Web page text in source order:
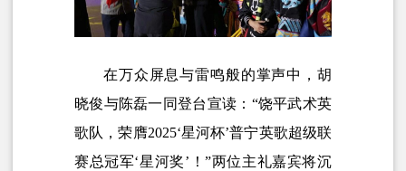
在万众屏息与雷鸣般的掌声中，胡
晓俊与陈磊一同登台宣读：“饶平武术英
歌队，荣膺2025‘星河杯’普宁英歌超级联
赛总冠军‘星河奖’！”两位主礼嘉宾将沉